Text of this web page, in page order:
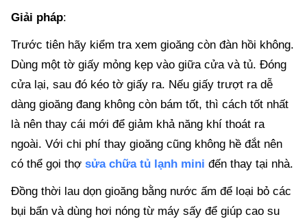
Giải pháp:
Trước tiên hãy kiểm tra xem gioăng còn đàn hồi không.
Dùng một tờ giấy mỏng kẹp vào giữa cửa và tủ. Đóng
cửa lại, sau đó kéo tờ giấy ra. Nếu giấy trượt ra dễ
dàng gioăng đang không còn bám tốt, thì cách tốt nhất
là nên thay cái mới để giảm khả năng khí thoát ra
ngoài. Với chi phí thay gioăng cũng không hề đắt nên
có thể gọi thợ sửa chữa tủ lạnh mini đến thay tại nhà.
Đồng thời lau dọn gioăng bằng nước ấm để loại bỏ các
bụi bẩn và dùng hơi nóng từ máy sấy để giúp cao su